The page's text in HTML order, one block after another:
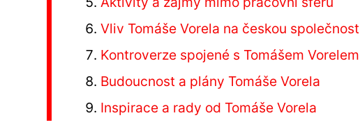
Vliv Tomáše Vorela na českou společnost
Kontroverze spojené s Tomášem Vorelem
Budoucnost a plány Tomáše Vorela
Inspirace a rady od Tomáše Vorela